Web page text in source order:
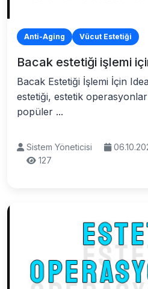
Anti-Aging Vücut Estetiği
Bacak estetiği işlemi
Bacak Estetiği İşlemi İçin
estetiği, estetik
popüler ...
Sistem Yöneticisi
127